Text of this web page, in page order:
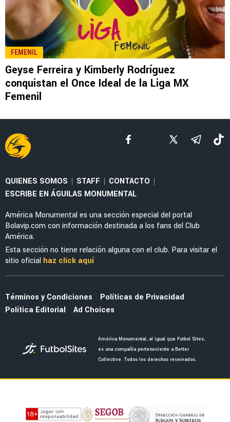
LEE TAMBIÉN
LEAGUES CUP 2026
La tajante frase de Guillermo Almada sobre la
actuación de Alan Cervantes ante San Diego
FC